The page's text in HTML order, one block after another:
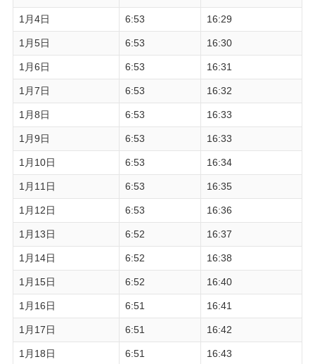
1月4日 6:53 16:29
1月5日 6:53 16:30
1月6日 6:53 16:31
1月7日 6:53 16:32
1月8日 6:53 16:33
1月9日 6:53 16:33
1月10日 6:53 16:34
1月11日 6:53 16:35
1月12日 6:53 16:36
1月13日 6:52 16:37
1月14日 6:52 16:38
1月15日 6:52 16:40
1月16日 6:51 16:41
1月17日 6:51 16:42
1月18日 6:51 16:43